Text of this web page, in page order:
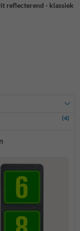
reflecterend - klassiek
(4)